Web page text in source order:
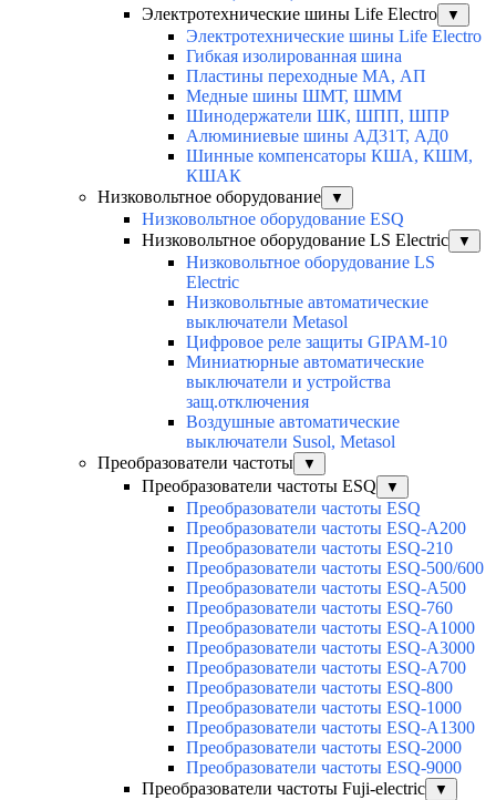
Электротехнические шины Life Electro
▼
Электротехнические шины Life Electro
Гибкая изолированная шина
Пластины переходные МА, АП
Медные шины ШМТ, ШММ
Шинодержатели ШК, ШПП, ШПР
Алюминиевые шины АД31Т, АД0
Шинные компенсаторы КША, КШМ,
КШАК
Низковольтное оборудование
▼
Низковольтное оборудование ESQ
Низковольтное оборудование LS Electric
▼
Низковольтное оборудование LS
Electric
Низковольтные автоматические
выключатели Metasol
Цифровое реле защиты GIPAM-10
Миниатюрные автоматические
выключатели и устройства
защ.отключения
Воздушные автоматические
выключатели Susol, Metasol
Преобразователи частоты
▼
Преобразователи частоты ESQ ▼
Преобразователи частоты ESQ
Преобразователи частоты ESQ-A200
Преобразователи частоты ESQ-210
Преобразователи частоты ESQ-500/600
Преобразователи частоты ESQ-A500
Преобразователи частоты ESQ-760
Преобразователи частоты ESQ-A1000
Преобразователи частоты ESQ-A3000
Преобразователи частоты ESQ-A700
Преобразователи частоты ESQ-800
Преобразователи частоты ESQ-1000
Преобразователи частоты ESQ-A1300
Преобразователи частоты ESQ-2000
Преобразователи частоты ESQ-9000
Преобразователи частоты Fuji-electric
▼